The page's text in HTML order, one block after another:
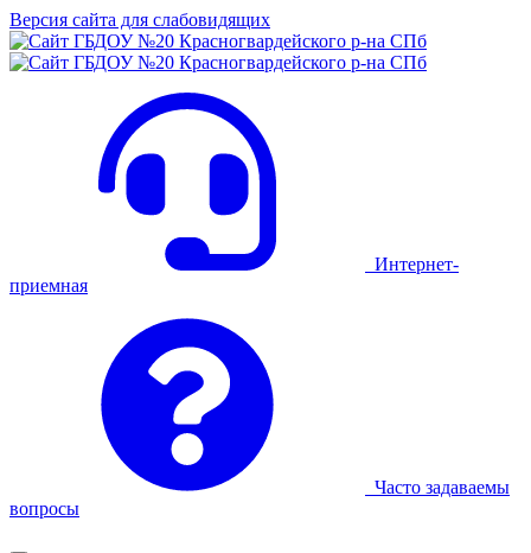
Версия сайта для слабовидящих
Интернет-
приемная
Часто задаваемы
вопросы